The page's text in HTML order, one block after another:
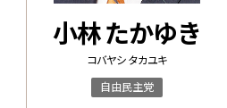
小林 たかゆき
コバヤシ タカユキ
自由民主党